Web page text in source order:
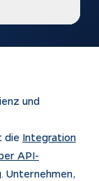
und
die Integration
API-
Unternehmen,